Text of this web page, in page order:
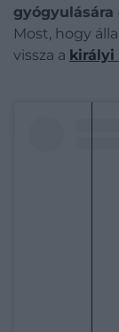
gyógyulására
Most, hogy
vissza a királyi